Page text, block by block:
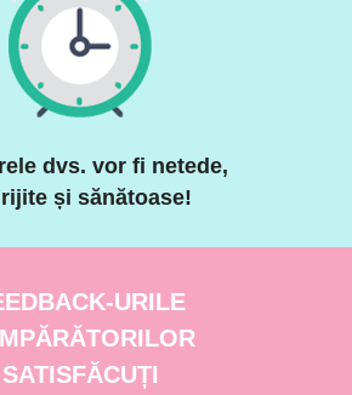
dvs. vor fi netede,
și sănătoase!
URILE
SATISFĂCUȚI